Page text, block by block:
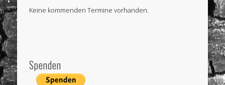
Keine kommenden Termine vorhanden.
Spenden